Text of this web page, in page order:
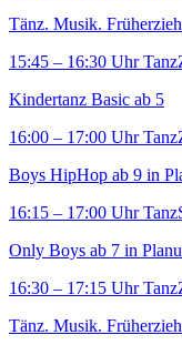
Tänz. Musik.
15:45 – 16:30 Uhr
Kindertanz Basic ab 5
16:00 – 17:00 Uhr
Boys HipHop ab 9 in
16:15 – 17:00 Uhr
Only Boys ab 7 in
16:30 – 17:15 Uhr
Tänz. Musik.